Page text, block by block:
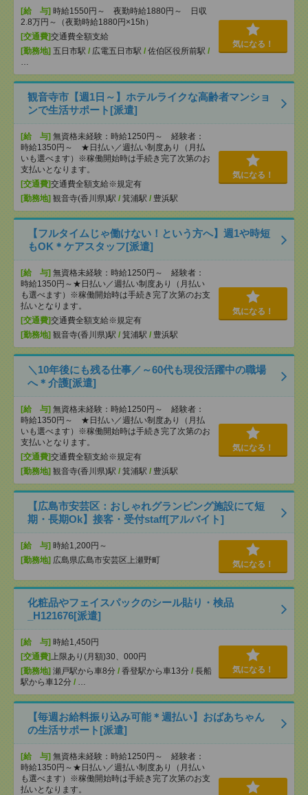
[給 与] 時給1550円～ 夜勤時給1880円～ 日収
2.8万円～（夜勤時給1880円×15h）
[交通費]交通費全額支給
[勤務地] 五日市駅 / 広電五日市駅 / 佐伯区役所前駅 /
気になる！
観音寺市【週1日～】ホテルライクな高齢者マンショ
ンで生活サポート[派遣]
[給 与] 無資格未経験：時給1250円～ 経験者：
時給1350円～ ★日払い／週払い制度あり（月払
いも選べます）※稼働開始時は手続き完了次第のお
支払いとなります。
[交通費]交通費全額支給※規定有
[勤務地] 観音寺(香川県)駅 / 箕浦駅 / 豊浜駅
気になる！
【フルタイムじゃ働けない！という方へ】週1や時短
もOK＊ケアスタッフ[派遣]
[給 与] 無資格未経験：時給1250円～ 経験者：
時給1350円～★日払い／週払い制度あり（月払い
も選べます）※稼働開始時は手続き完了次第のお支
払いとなります。
[交通費]交通費全額支給※規定有
[勤務地] 観音寺(香川県)駅 / 箕浦駅 / 豊浜駅
気になる！
＼10年後にも残る仕事／～60代も現役活躍中の職場
へ＊介護[派遣]
[給 与] 無資格未経験：時給1250円～ 経験者：
時給1350円～ ★日払い／週払い制度あり（月払
いも選べます）※稼働開始時は手続き完了次第のお
支払いとなります。
[交通費]交通費全額支給※規定有
[勤務地] 観音寺(香川県)駅 / 箕浦駅 / 豊浜駅
気になる！
【広島市安芸区：おしゃれグランピング施設にて短
期・長期Ok】接客・受付staff[アルバイト]
[給 与] 時給1,200円～
[勤務地] 広島県広島市安芸区上瀬野町 気になる！
化粧品やフェイスパックのシール貼り・検品
_H121676[派遣]
[給 与] 時給1,450円
[交通費] 上限あり(月額)30、000円
[勤務地] 瀬戸駅から車8分 / 香登駅から車13分 / 長船
駅から車12分 /
気になる！
【毎週お給料振り込み可能＊週払い】おばあちゃん
の生活サポート[派遣]
[給 与] 無資格未経験：時給1250円～ 経験者：
時給1350円～★日払い／週払い制度あり（月払い
も選べます）※稼働開始時は手続き完了次第のお支
払いとなります。